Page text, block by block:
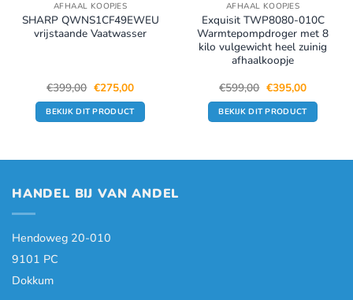
AFHAAL KOOPJES
SHARP QWNS1CF49EWEU
vrijstaande Vaatwasser
€399,00 Oorspronkelijke
was:
€399,00.
€275,00Huidige
is:
€275,00.
BEKIJK DIT PRODUCT
AFHAAL KOOPJES
Exquisit TWP8080-010C
Warmtepompdroger met 8
kilo vulgewicht heel zuinig
afhaalkoopje
€599,00 Oorspronkelijke
was:
€599,00.
€395,00Huidige
is:
€395,00.
BEKIJK DIT PRODUCT
HANDEL BIJ VAN ANDEL
Hendoweg 20-010
9101 PC
Dokkum